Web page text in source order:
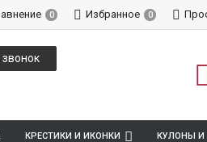
0 Избранное 0
звонок
КРЕСТИКИ И ИКОНКИ КУЛОНЫ И